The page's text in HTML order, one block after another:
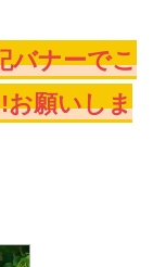
バナーでこ
お願いしま